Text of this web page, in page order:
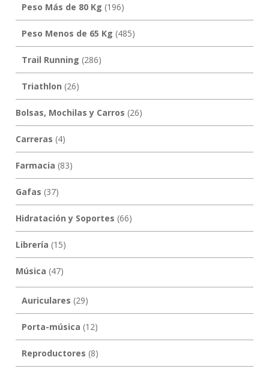
Peso Más de 80 Kg (196)
Peso Menos de 65 Kg (485)
Trail Running (286)
Triathlon (26)
Bolsas, Mochilas y Carros (26)
Carreras (4)
Farmacia (83)
Gafas (37)
Hidratación y Soportes (66)
Librería (15)
Música (47)
Auriculares (29)
Porta-música (12)
Reproductores (8)